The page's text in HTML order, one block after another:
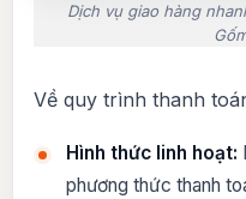
Dịch vụ giao hàng
Về quy trình thanh
Hình thức linh hoạt:
phương thức thanh